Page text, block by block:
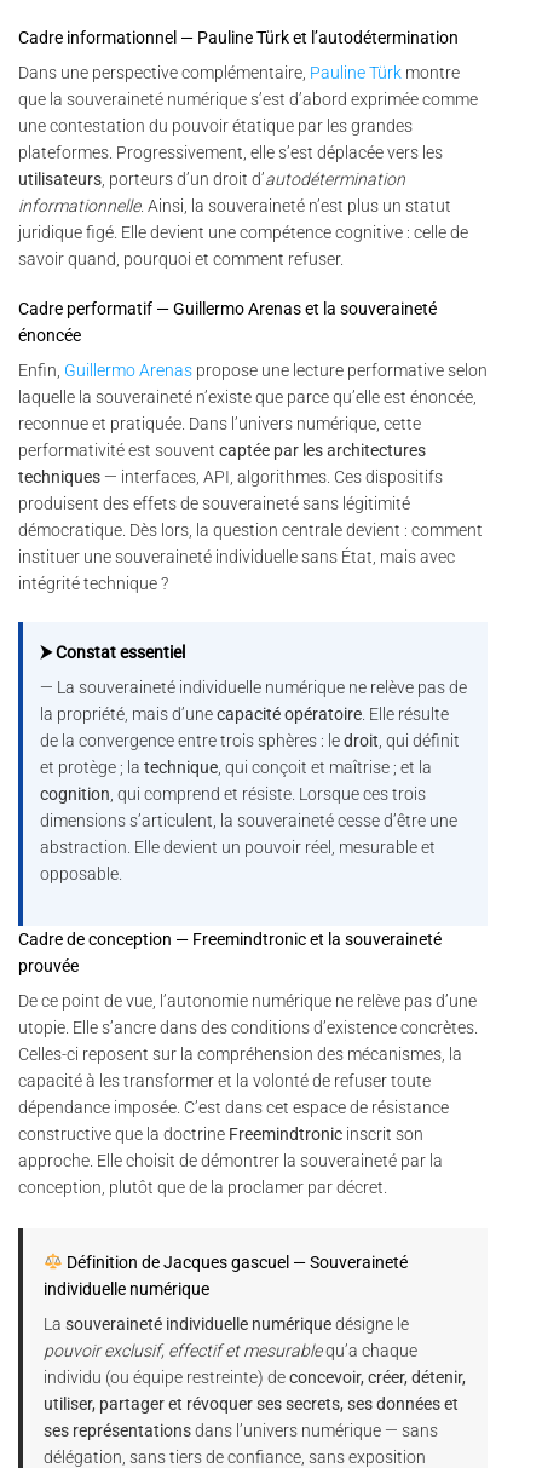
Cadre informationnel — Pauline Türk et l’autodétermination
Dans une perspective complémentaire, Pauline Türk montre
que la souveraineté numérique s’est d’abord exprimée comme
une contestation du pouvoir étatique par les grandes
plateformes. Progressivement, elle s’est déplacée vers les
utilisateurs, porteurs d’un droit d’autodétermination
informationnelle. Ainsi, la souveraineté n’est plus un statut
juridique figé. Elle devient une compétence cognitive : celle de
savoir quand, pourquoi et comment refuser.
Cadre performatif — Guillermo Arenas et la souveraineté
énoncée
Enfin, Guillermo Arenas propose une lecture performative selon
laquelle la souveraineté n’existe que parce qu’elle est énoncée,
reconnue et pratiquée. Dans l’univers numérique, cette
performativité est souvent captée par les architectures
techniques — interfaces, API, algorithmes. Ces dispositifs
produisent des effets de souveraineté sans légitimité
démocratique. Dès lors, la question centrale devient : comment
instituer une souveraineté individuelle sans État, mais avec
intégrité technique ?
⮞ Constat essentiel
— La souveraineté individuelle numérique ne relève pas de
la propriété, mais d’unecapacité opératoire . Elle résulte
de la convergence entre trois sphères : ledroit , qui définit
et protège ; latechnique , qui conçoit et maîtrise ; et la
cognition , qui comprend et résiste. Lorsque ces trois
dimensions s’articulent, la souveraineté cesse d’être une
abstraction. Elle devient un pouvoir réel, mesurable et
opposable.
Cadre de conception — Freemindtronic et la souveraineté
prouvée
De ce point de vue, l’autonomie numérique ne relève pas d’une
utopie. Elle s’ancre dans des conditions d’existence concrètes.
Celles-ci reposent sur la compréhension des mécanismes, la
capacité à les transformer et la volonté de refuser toute
dépendance imposée. C’est dans cet espace de résistance
constructive que la doctrine Freemindtronic inscrit son
approche. Elle choisit de démontrer la souveraineté par la
conception, plutôt que de la proclamer par décret.
Définition de Jacques gascuel — Souveraineté
individuelle numérique
La souveraineté individuelle numériquedésigne le
pouvoir exclusif, effectif et mesurablequ’a chaque
individu (ou équipe restreinte) deconcevoir, créer, détenir,
utiliser, partager et révoquer ses secrets, ses données et
ses représentationsdans l’univers numérique — sans
délégation, sans tiers de confiance, sans exposition